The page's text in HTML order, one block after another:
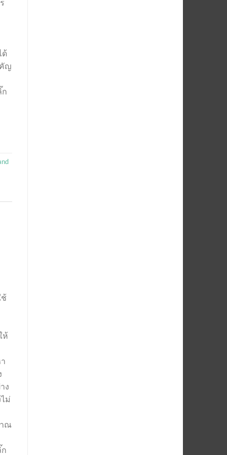
ด้
ญ
ก
ช้
ห้
ง
ม่
าณ
ก